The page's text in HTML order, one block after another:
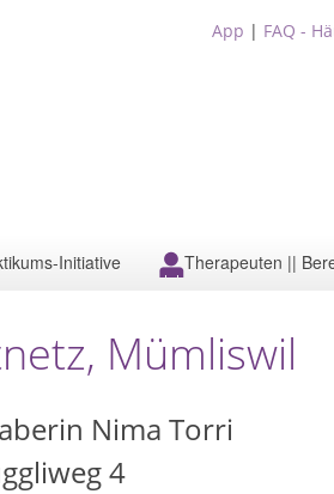
App | FAQ -
Initiative Therapeuten ||
Mümliswil
Nima Torri
4